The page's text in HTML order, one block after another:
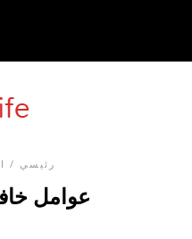
رئيسي /
عوامل